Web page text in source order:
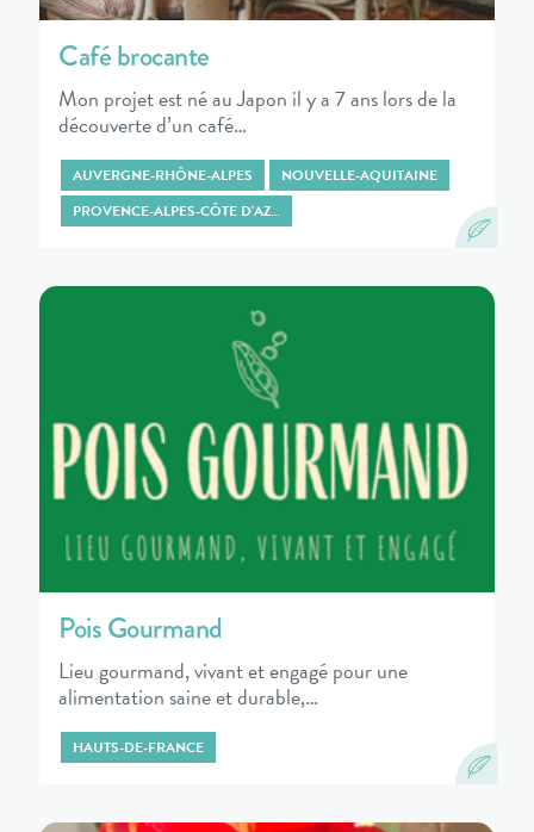
Café brocante
Mon projet est né au Japon il y a 7 ans lors de la
découverte d’un café…
AUVERGNE-RHÔNE-ALPES
NOUVELLE-AQUITAINE
PROVENCE-ALPES-CÔTE D'AZ…
Pois Gourmand
Lieu gourmand, vivant et engagé pour une
alimentation saine et durable,…
HAUTS-DE-FRANCE